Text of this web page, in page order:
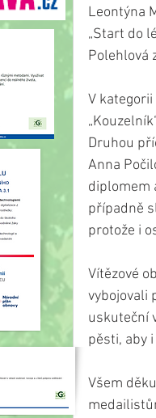
Leontýna
„Start do
Polehlová
V
Druhou
Anna
diplomem
případně
protože i
Vítězové
vybojovali
uskuteční
pěsti, aby
Všem